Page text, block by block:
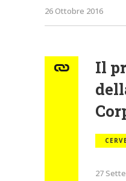
26 Ottobre 2016
Il
27